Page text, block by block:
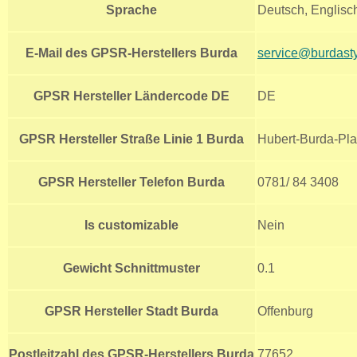
Sprache Deutsch,
E-Mail des GPSR-Herstellers Burda
GPSR Hersteller Ländercode DE DE
GPSR Hersteller Straße Linie 1 Burda Hubert-Burda-
GPSR Hersteller Telefon Burda 0781/ 84 3408
Is customizable Nein
Gewicht Schnittmuster 0.1
GPSR Hersteller Stadt Burda Offenburg
Postleitzahl des GPSR-Herstellers Burda 77652